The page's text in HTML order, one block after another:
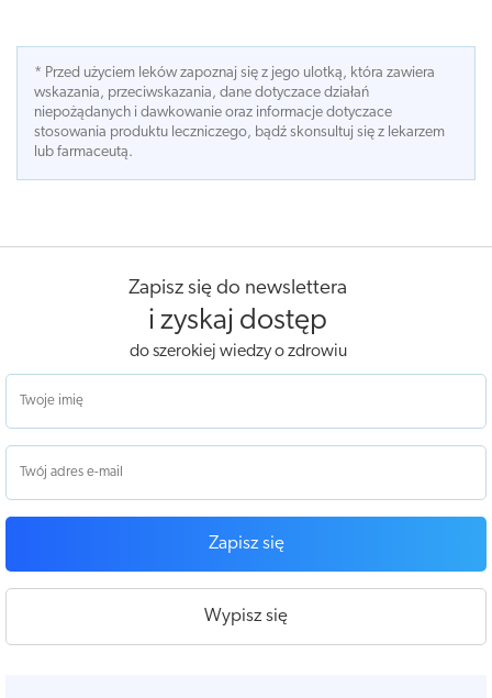
* Przed użyciem leków zapoznaj się z jego ulotką, która zawiera
wskazania, przeciwskazania, dane dotyczace działań
niepożądanych i dawkowanie oraz informacje dotyczace
stosowania produktu leczniczego, bądź skonsultuj się z lekarzem
lub farmaceutą.
Zapisz się do newslettera
i zyskaj dostęp
do szerokiej wiedzy o zdrowiu
Zapisz się
Wypisz się